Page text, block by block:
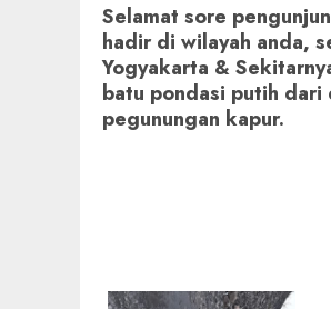
Selamat sore
hadir di wilayah anda,
Yogyakarta &
batu pondasi putih
pegunungan kapur.